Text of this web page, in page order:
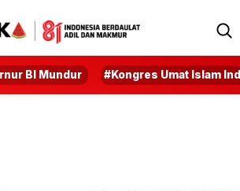
BI Mundur #Kongres Umat Islam